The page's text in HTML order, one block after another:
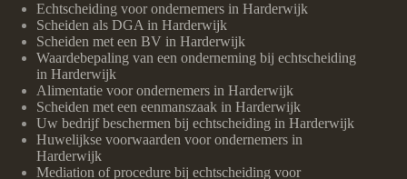
Echtscheiding voor ondernemers in Harderwijk
Scheiden als DGA in Harderwijk
Scheiden met een BV in Harderwijk
Waardebepaling van een onderneming bij echtscheiding
in Harderwijk
Alimentatie voor ondernemers in Harderwijk
Scheiden met een eenmanszaak in Harderwijk
Uw bedrijf beschermen bij echtscheiding in Harderwijk
Huwelijkse voorwaarden voor ondernemers in
Harderwijk
Mediation of procedure bij echtscheiding voor